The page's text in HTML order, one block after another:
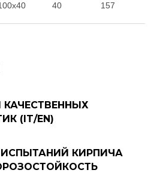
40 157
(IT/EN)
КИРПИЧА